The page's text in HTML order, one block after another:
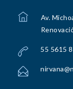
Av.
55 5615